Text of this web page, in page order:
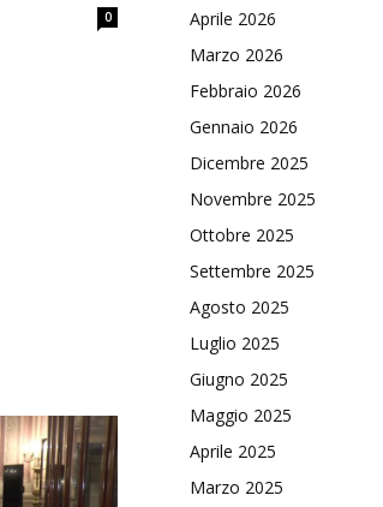
0
Aprile 2026
Marzo 2026
Febbraio 2026
Gennaio 2026
Dicembre 2025
Novembre 2025
Ottobre 2025
Settembre 2025
Agosto 2025
Luglio 2025
Giugno 2025
Maggio 2025
Aprile 2025
Marzo 2025